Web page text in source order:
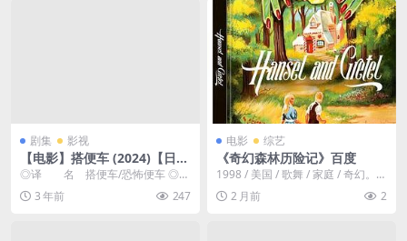
剧集 影视
【电影】搭便车 (2024)【日语
中字】剧情/恐怖/恐怖便车
◎译 名 搭便车/恐怖便车 ◎
片 名 ヒッチハイク ◎年
代 2023 ◎...
3 年前 247
电影 综艺
《奇幻森林历险记》百度
1998 / 美国 / 歌舞 / 家庭 / 奇幻。当
Hansel与Gretel的...
2 月前 2